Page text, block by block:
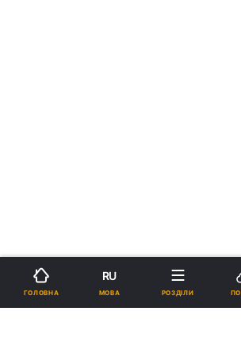
ГОЛОВНА
RU
МОВА РОЗДІЛИ